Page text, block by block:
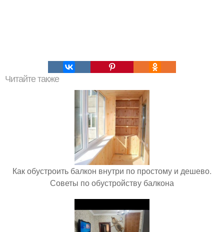
Читайте также
Как обустроить балкон внутри по простому и дешево.
Советы по обустройству балкона